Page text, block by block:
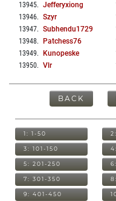
13945. Jefferyxiong
13946. Szyr
13947. Subhendu1729
13948. Patchess76
13949. Kunopeske
13950. Vlr
BACK
1: 1-50
3: 101-150
5: 201-250
7: 301-350
9: 401-450